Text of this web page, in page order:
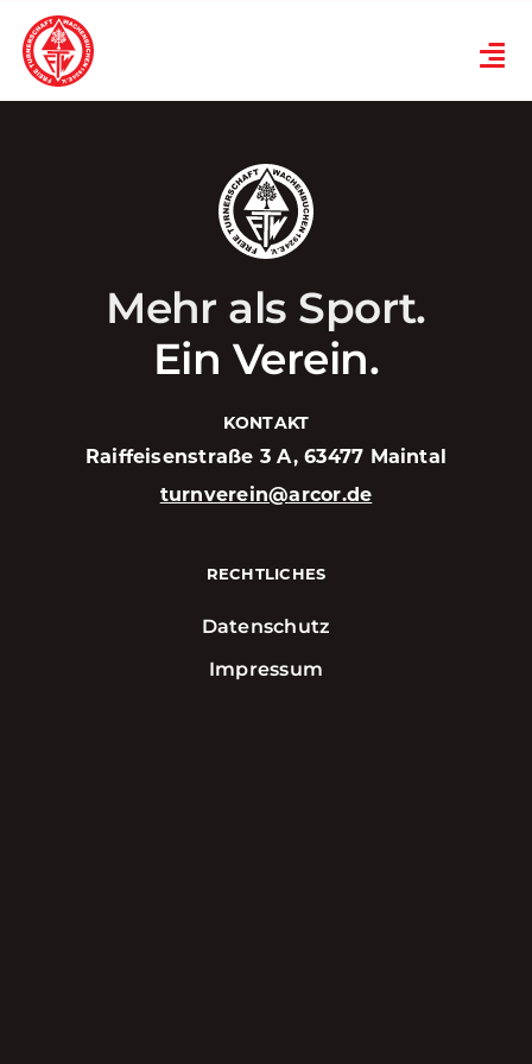
content
Turnen
Karneval
Ski
Übungsplan
News
Mehr als Sport.
Ein Verein.
KONTAKT
Raiffeisenstraße 3 A, 63477 Maintal
turnverein@arcor.de
RECHTLICHES
Datenschutz
Impressum